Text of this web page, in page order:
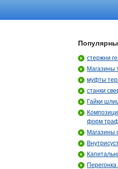
стержни
Магазины
муфты
станки
Гайки
форм
Магазины
Перегонка